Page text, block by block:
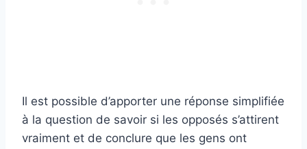
Il est possible d’apporter une réponse simplifiée
à la question de savoir si les opposés s’attirent
vraiment et de conclure que les gens ont